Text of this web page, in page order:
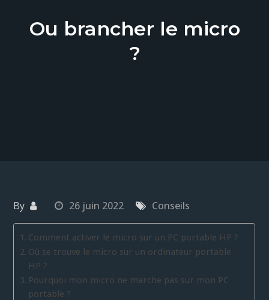
Ou brancher le micro
?
By 26 juin 2022 Conseils
Comment activer le micro sur un PC portable HP ?
Où se trouve le micro sur un ordinateur portable
HP ?
Pourquoi mon micro ne marche pas sur mon PC
portable ?